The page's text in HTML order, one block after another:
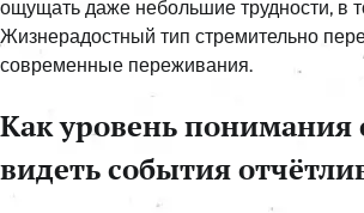
ощущать даже небольшие трудности, в
Жизнерадостный тип стремительно
современные переживания.
Как уровень понимания
видеть события